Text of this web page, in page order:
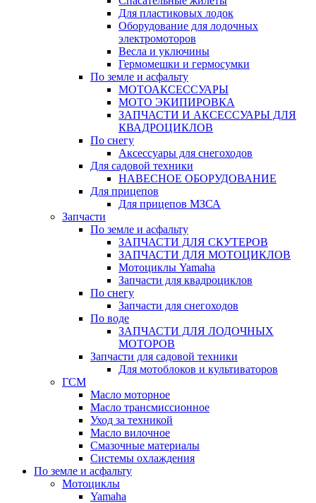
Для пластиковых лодок
Оборудование для лодочных
электромоторов
Весла и уключины
Гермомешки и гермосумки
По земле и асфальту
МОТОАКСЕССУАРЫ
МОТО ЭКИПИРОВКА
ЗАПЧАСТИ И АКСЕССУАРЫ ДЛЯ
КВАДРОЦИКЛОВ
По снегу
Аксессуары для снегоходов
Для садовой техники
НАВЕСНОЕ ОБОРУДОВАНИЕ
Для прицепов
Для прицепов МЗСА
Запчасти
По земле и асфальту
ЗАПЧАСТИ ДЛЯ СКУТЕРОВ
ЗАПЧАСТИ ДЛЯ МОТОЦИКЛОВ
Мотоциклы Yamaha
Запчасти для квадроциклов
По снегу
Запчасти для снегоходов
По воде
ЗАПЧАСТИ ДЛЯ ЛОДОЧНЫХ
МОТОРОВ
Запчасти для садовой техники
Для мотоблоков и культиваторов
ГСМ
Масло моторное
Масло трансмиссионное
Уход за техникой
Масло вилочное
Смазочные материалы
Системы охлаждения
По земле и асфальту
Мотоциклы
Yamaha